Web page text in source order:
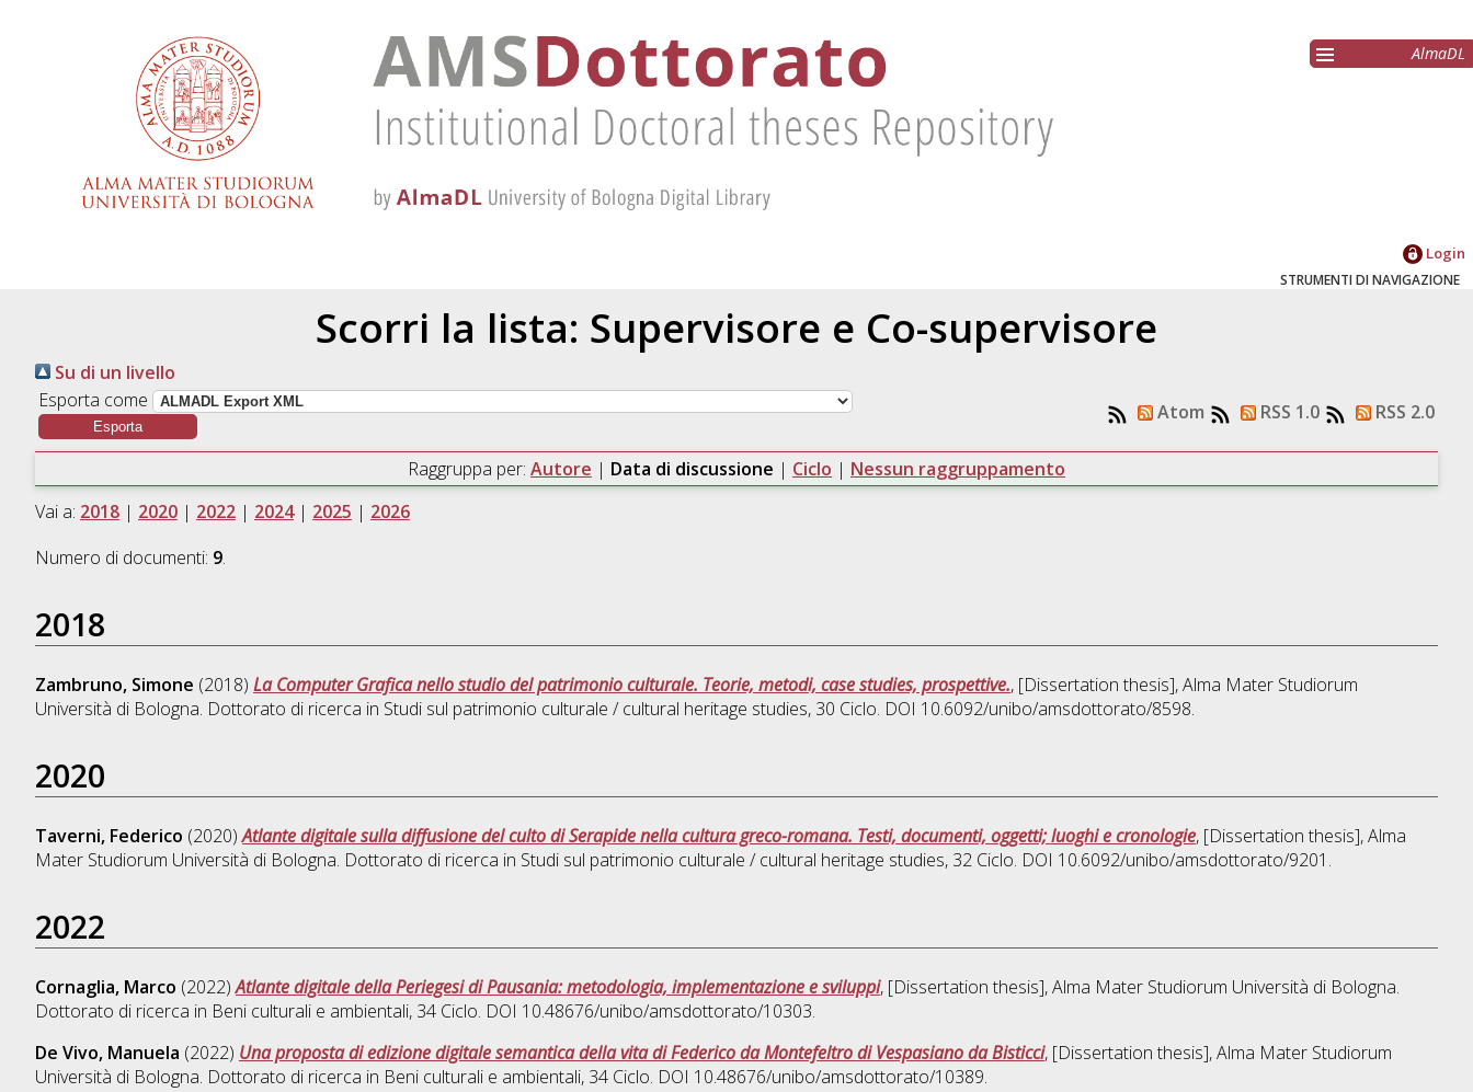
AlmaDL
Login
STRUMENTI DI NAVIGAZIONE
Scorri la lista: Supervisore e Co-supervisore
Su di un livello
Esporta come
Atom RSS 1.0 RSS 2.0
Raggruppa per: Autore | Data di discussione | Ciclo | Nessun raggruppamento
Vai a: 2018| 2020| 2022| 2024| 2025 | 2026
Numero di documenti: 9.
2018
Zambruno, Simone (2018) La Computer Grafica nello studio del patrimonio culturale. Teorie, metodi, case studies, prospettive., [Dissertation thesis], Alma Mater Studiorum
Università di Bologna. Dottorato di ricerca in Studi sul patrimonio culturale / cultural heritage studies, 30 Ciclo. DOI 10.6092/unibo/amsdottorato/8598.
2020
Taverni, Federico (2020)Atlante digitale sulla diffusione del culto di Serapide nella cultura greco-romana. Testi, documenti, oggetti; luoghi e cronologie, [Dissertation thesis], Alma
Mater Studiorum Università di Bologna. Dottorato di ricerca in Studi sul patrimonio culturale / cultural heritage studies, 32 Ciclo. DOI 10.6092/unibo/amsdottorato/9201.
2022
Cornaglia, Marco (2022)Atlante digitale della Periegesi di Pausania: metodologia, implementazione e sviluppi, [Dissertation thesis], Alma Mater Studiorum Università di Bologna.
Dottorato di ricerca in Beni culturali e ambientali, 34 Ciclo. DOI 10.48676/unibo/amsdottorato/10303.
De Vivo, Manuela (2022) Una proposta di edizione digitale semantica della vita di Federico da Montefeltro di Vespasiano da Bisticci, [Dissertation thesis], Alma Mater Studiorum
Università di Bologna. Dottorato di ricerca in Beni culturali e ambientali, 34 Ciclo. DOI 10.48676/unibo/amsdottorato/10389.